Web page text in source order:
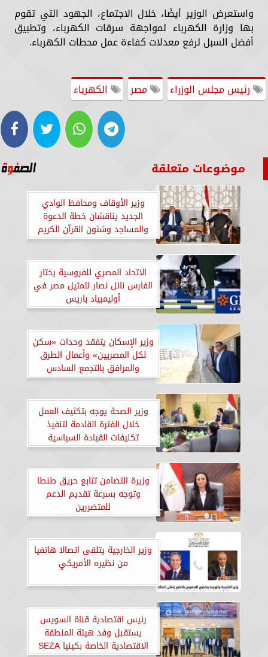
واستعرض الوزير أيضًا، خلال الاجتماع، الجهود التي تقوم
بها وزارة الكهرباء لمواجهة سرقات الكهرباء، وتطبيق
أفضل السبل لرفع معدلات كفاءة عمل محطات الكهرباء.
رئيس مجلس الوزراء مصر الكهرباء
موضوعات متعلقة
وزير الأوقاف ومحافظ الوادي
الجديد يناقشان خطة الدعوة
والمساجد وشئون القرآن الكريم
بالمحافظة
الاتحاد المصري للفروسية يختار
الفارس نائل نصار لتمثيل مصر في
أوليمبياد باريس
وزير الإسكان يتفقد وحدات «سكن
لكل المصريين» وأعمال الطرق
والمرافق بالتجمع السادس
والامتداد الجنوبي بالقاهرة
وزير الصحة يوجه بتكثيف العمل
خلال الفترة القادمة لتنفيذ
تكليفات القيادة السياسية
وزيرة التضامن تتابع حريق طنطا
وتوجه بسرعة تقديم الدعم
للمتضررين
وزير الخارجية يتلقى اتصالا هاتفيا
من نظيره الأمريكي
رئيس اقتصادية قناة السويس
يستقبل وفد هيئة المنطقة
الاقتصادية الخاصة بكينيا SEZA